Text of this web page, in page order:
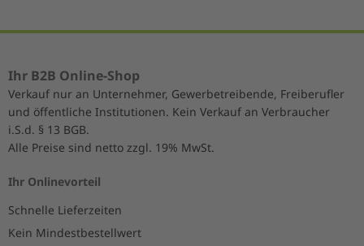
Ihr B2B Online-Shop
Verkauf nur an Unternehmer, Gewerbetreibende, Freiberufler
und öffentliche Institutionen. Kein Verkauf an Verbraucher
i.S.d. § 13 BGB.
Alle Preise sind netto zzgl. 19% MwSt.
Ihr Onlinevorteil
Schnelle Lieferzeiten
Kein Mindestbestellwert